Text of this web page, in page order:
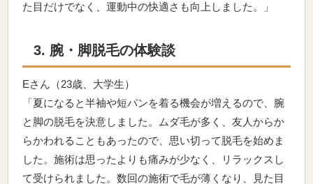
た目だけでなく、運動中の快適さも向上しました。」
3. 腕・脚脱毛の体験談
Eさん（23歳、大学生）
「夏になると半袖や短パンを着る機会が増えるので、腕
と脚の脱毛を決意しました。ムダ毛が多く、友人からか
らかわれることもあったので、思い切って脱毛を始めま
した。施術は思ったよりも痛みが少なく、リラックスし
て受けられました。数回の施術で毛が薄くなり、見た目